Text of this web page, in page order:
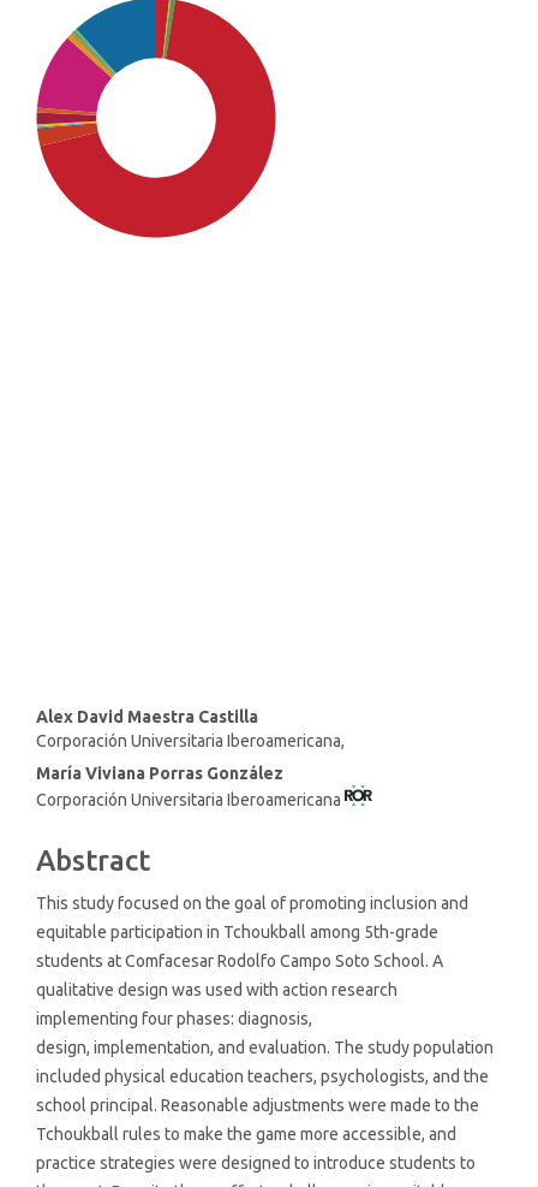
Main
Article
Content
Alex David Maestra Castilla
Corporación Universitaria Iberoamericana,
María Viviana Porras González
Corporación Universitaria Iberoamericana
Abstract
This study focused on the goal of promoting inclusion and
equitable participation in Tchoukball among 5th-grade
students at Comfacesar Rodolfo Campo Soto School. A
qualitative design was used with action research
implementing four phases: diagnosis,
design, implementation, and evaluation. The study population
included physical education teachers, psychologists, and the
school principal. Reasonable adjustments were made to the
Tchoukball rules to make the game more accessible, and
practice strategies were designed to introduce students to